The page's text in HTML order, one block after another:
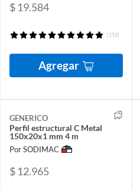
$ 19.584
(116)
Agregar
GENERICO
Perfil estructural C Metal
150x20x1 mm 4 m
Por SODIMAC
$ 12.965